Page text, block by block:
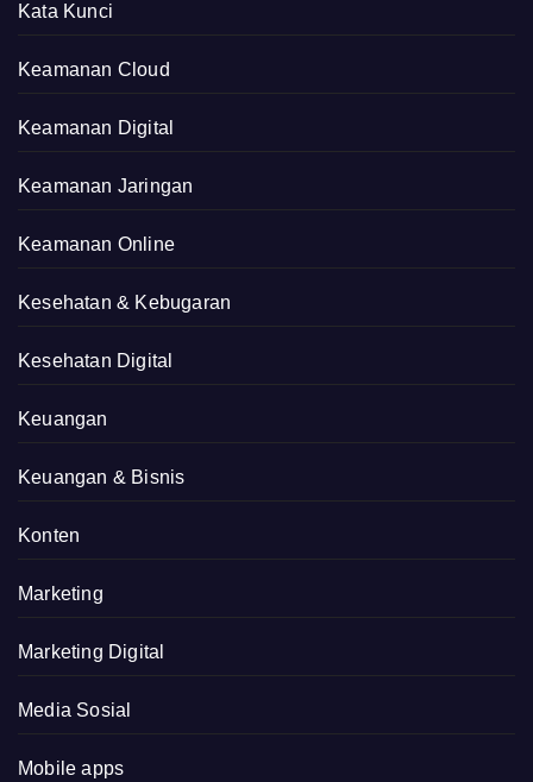
Kata Kunci
Keamanan Cloud
Keamanan Digital
Keamanan Jaringan
Keamanan Online
Kesehatan & Kebugaran
Kesehatan Digital
Keuangan
Keuangan & Bisnis
Konten
Marketing
Marketing Digital
Media Sosial
Mobile apps